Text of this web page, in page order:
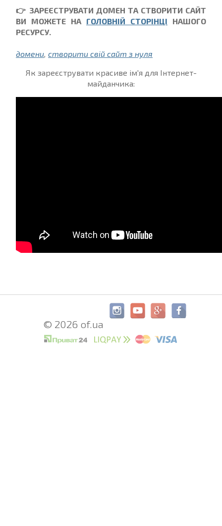
👉 ЗАРЕЄСТРУВАТИ ДОМЕН ТА СТВОРИТИ САЙТ
ВИ МОЖЕТЕ НА ГОЛОВНІЙ СТОРІНЦІ НАШОГО
РЕСУРСУ.
домени створити свій сайт з нуля
Як зареєструвати красиве ім'я для Інтернет-
майданчика:
© 2026 of.ua